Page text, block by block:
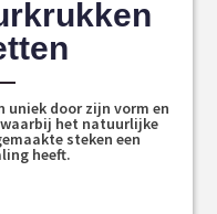
uniek door zijn vorm en
het natuurlijke
steken een
heeft.